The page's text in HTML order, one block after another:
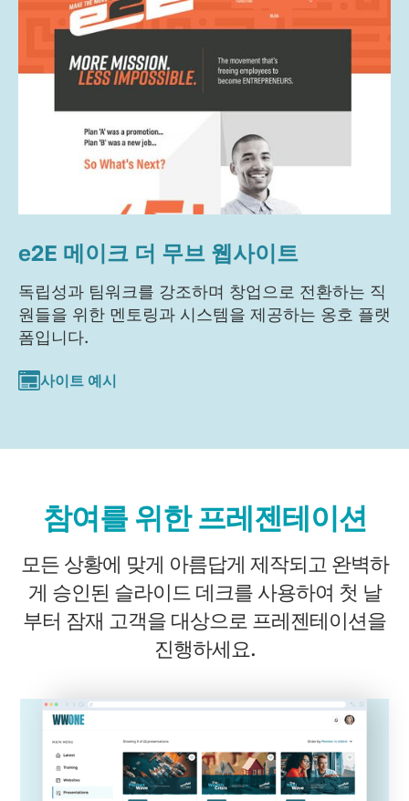
e2E 메이크 더 무브 웹사이트
독립성과 팀워크를 강조하며 창업으로 전환하는 직
원들을 위한 멘토링과 시스템을 제공하는 옹호 플랫
폼입니다.
사이트 예시
참여를 위한 프레젠테이션
모든 상황에 맞게 아름답게 제작되고 완벽하
게 승인된 슬라이드 데크를 사용하여 첫 날
부터 잠재 고객을 대상으로 프레젠테이션을
진행하세요.